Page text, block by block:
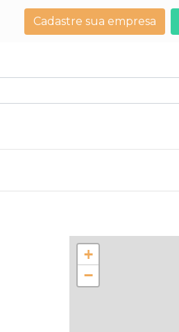
Cadastre sua empresa
+
−